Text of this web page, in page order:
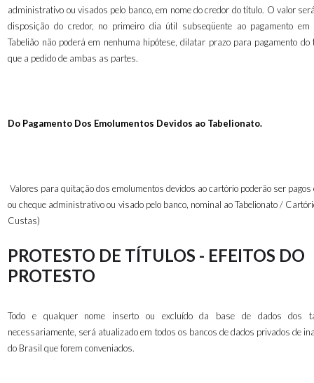
administrativo ou visados pelo banco, em nome do credor do título. O valor
disposição do credor, no primeiro dia útil subseqüente ao pagamento
Tabelião não poderá em nenhuma hipótese, dilatar prazo para pagamento do
que a pedido de ambas as partes.
Do Pagamento Dos Emolumentos Devidos ao Tabelionato.
Valores para quitação dos emolumentos devidos ao cartório poderão ser pagos
ou cheque administrativo ou visado pelo banco, nominal ao Tabelionato /
Custas)
PROTESTO DE TÍTULOS - EFEITOS DO
PROTESTO
Todo e qualquer nome inserto ou excluído da base de dados dos
necessariamente, será atualizado em todos os bancos de dados privados de
do Brasil que forem conveniados.